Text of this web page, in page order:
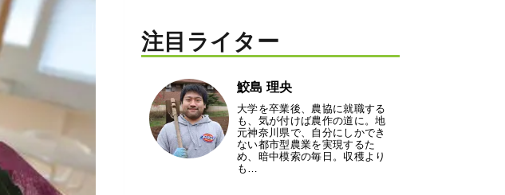
注目ライター
鮫島 理央
大学を卒業後、農協に就職する
も、気が付けば農作の道に。地
元神奈川県で、自分にしかでき
ない都市型農業を実現するた
め、暗中模索の毎日。収穫より
も…